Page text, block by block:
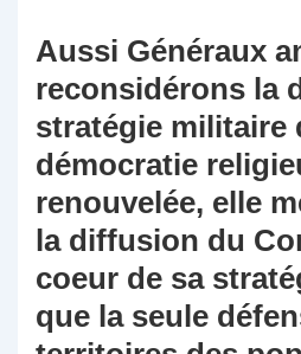
Aussi Généraux
reconsidérons la
stratégie militaire
démocratie
renouvelée, elle
la diffusion du
coeur de sa
que la seule